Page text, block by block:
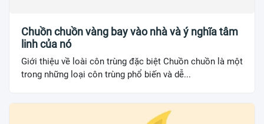
Chuồn chuồn vàng bay vào nhà và ý nghĩa tâm
linh của nó
Giới thiệu về loài côn trùng đặc biệt Chuồn chuồn là một
trong những loại côn trùng phổ biến và dễ...